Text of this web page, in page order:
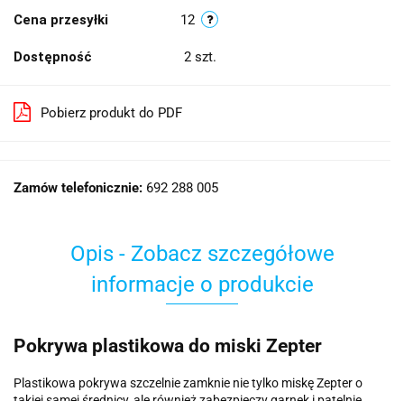
Cena przesyłki 12
Dostępność 2 szt.
Pobierz produkt do PDF
Zamów telefonicznie: 692 288 005
Opis - Zobacz szczegółowe
informacje o produkcie
Pokrywa plastikowa do miski Zepter
Plastikowa pokrywa szczelnie zamknie nie tylko miskę Zepter o